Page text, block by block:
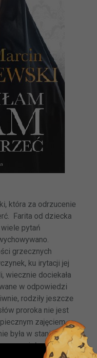
która za odrzucenie
Farita od dziecka
wiele pytań
grzecznych
ku irytacji jej
wiecznie dociekała
w odpowiedzi
rodziły jeszcze
proroka nie jest
zajęciem.
była w stanie
przez islam porządek